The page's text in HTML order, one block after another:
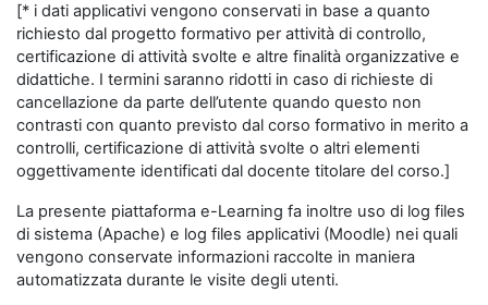
[* i dati applicativi vengono conservati in base a quanto
richiesto dal progetto formativo per attività di controllo,
certificazione di attività svolte e altre finalità organizzative e
didattiche. I termini saranno ridotti in caso di richieste di
cancellazione da parte dell’utente quando questo non
contrasti con quanto previsto dal corso formativo in merito a
controlli, certificazione di attività svolte o altri elementi
oggettivamente identificati dal docente titolare del corso.]
La presente piattaforma e-Learning fa inoltre uso di log files
di sistema (Apache) e log files applicativi (Moodle) nei quali
vengono conservate informazioni raccolte in maniera
automatizzata durante le visite degli utenti.